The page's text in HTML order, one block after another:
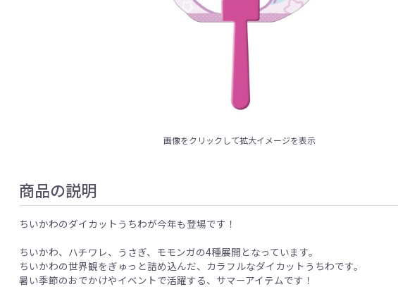
画像をクリックして拡大イメージを表示
商品の説明
ちいかわのダイカットうちわが今年も登場です！
ちいかわ、ハチワレ、うさぎ、モモンガの4種展開となっています。
ちいかわの世界観をぎゅっと詰め込んだ、カラフルなダイカットうちわです。
暑い季節のおでかけやイベントで活躍する、サマーアイテムです！